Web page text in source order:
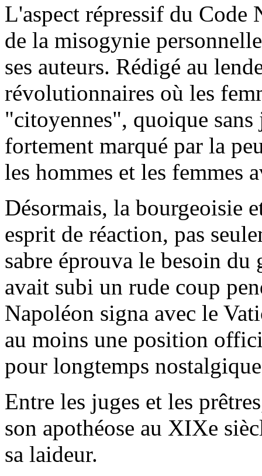
L'aspect répressif du Code
de la misogynie
ses auteurs. Rédigé au
révolutionnaires où les
"citoyennes", quoique
fortement marqué par la
les hommes et les femmes
Désormais, la bourgeoisie
esprit de réaction, pas
sabre éprouva le besoin
avait subi un rude coup
Napoléon signa avec le
au moins une position
pour longtemps
Entre les juges et les
son apothéose au XIXe
sa laideur.